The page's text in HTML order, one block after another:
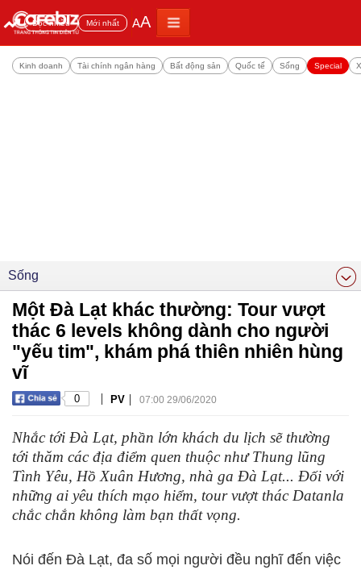
Đọc nhiều Mới nhất AA
Kinh doanh Tài chính ngân hàng Bất động sản Quốc tế Sống Special
Sống
Một Đà Lạt khác thường: Tour vượt
thác 6 levels không dành cho người
"yếu tim", khám phá thiên nhiên hùng
vĩ
0 | PV | 07:00 29/06/2020
Nhắc tới Đà Lạt, phần lớn khách du lịch sẽ thường
tới thăm các địa điểm quen thuộc như Thung lũng
Tình Yêu, Hồ Xuân Hương, nhà ga Đà Lạt... Đối với
những ai yêu thích mạo hiểm, tour vượt thác Datanla
chắc chắn không làm bạn thất vọng.
Nói đến Đà Lạt, đa số mọi người đều nghĩ đến việc